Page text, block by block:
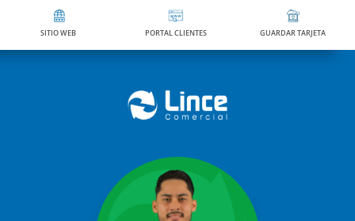
SITIO WEB PORTAL CLIENTES GUARDAR TARJETA